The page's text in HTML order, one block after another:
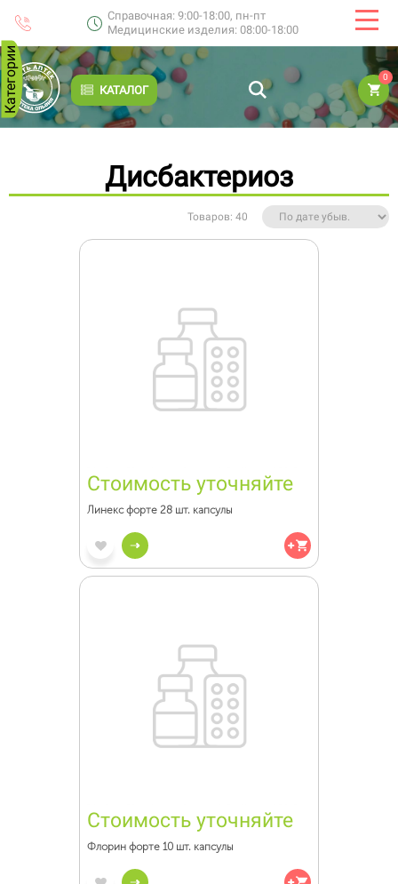
Справочная: 9:00-18:00, пн-пт
Медицинские изделия: 08:00-18:00
КАТАЛОГ
0
Категории
Дисбактериоз
Товаров: 40
Стоимость уточняйте
Линекс форте 28 шт. капсулы
Стоимость уточняйте
Флорин форте 10 шт. капсулы